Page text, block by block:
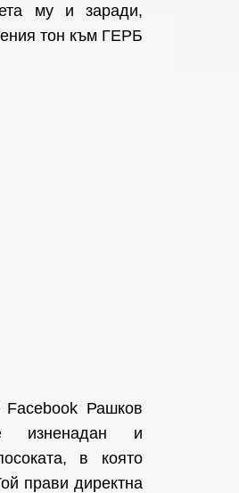
му и заради,
тон към ГЕРБ
Рашков
изненадан и
в която
прави директна